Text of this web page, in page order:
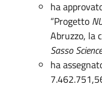
ha
“Progetto
Abruzzo, la
Sasso
ha